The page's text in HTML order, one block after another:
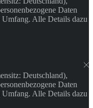
Daten
Alle Details dazu
Deutschland),
Daten
Alle Details dazu